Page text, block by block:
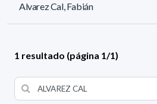
Alvarez Cal, Fabián
1 resultado (página 1/1)